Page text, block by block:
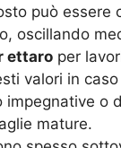
può essere
oscillando
ettaro per
valori in
impegnative o
mature.